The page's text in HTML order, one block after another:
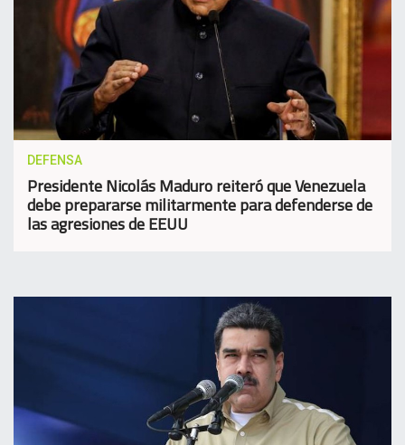
DEFENSA
Presidente Nicolás Maduro reiteró que Venezuela
debe prepararse militarmente para defenderse de
las agresiones de EEUU